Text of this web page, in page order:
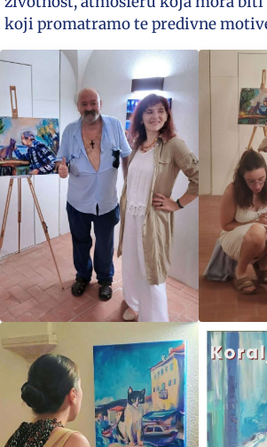
koji promatramo te predivne